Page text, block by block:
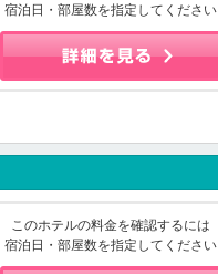
宿泊日・部屋数を指定してください
このホテルの料金を確認するには
宿泊日・部屋数を指定してください